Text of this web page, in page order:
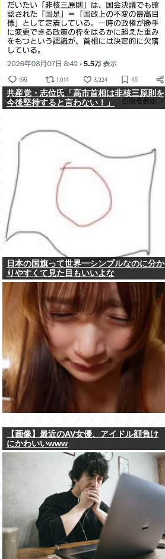
共産党・志位氏「高市首相は非核三原則を
今後堅持すると言わない！」
日本の国旗って世界一シンプルなのに分か
りやすくて見た目もいいよな
【画像】最近のAV女優、アイドル顔負け
にかわいいwww